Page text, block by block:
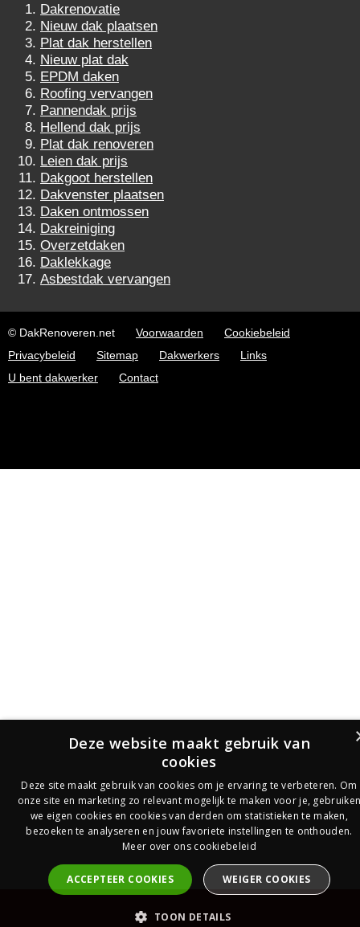
Dakrenovatie
Nieuw dak plaatsen
Plat dak herstellen
Nieuw plat dak
EPDM daken
Roofing vervangen
Pannendak prijs
Hellend dak prijs
Plat dak renoveren
Leien dak prijs
Dakgoot herstellen
Dakvenster plaatsen
Daken ontmossen
Dakreiniging
Overzetdaken
Daklekkage
Asbestdak vervangen
© DakRenoveren.net Voorwaarden
Cookiebeleid
Privacybeleid
Sitemap Dakwerkers
Links
U bent dakwerker
Contact
PrijsOfferte
Deze website maakt gebruik van
cookies
Deze site maakt gebruik van cookies om je ervaring te verbeteren. Om
onze site en marketing zo relevant mogelijk te maken voor je,
we eigen cookies en cookies van derden om statistieken te maken,
bezoeken te analyseren en jouw favoriete instellingen te onthouden.
Meer over ons cookiebeleid
ACCEPTEER COOKIES WEIGER COOKIES
TOON DETAILS